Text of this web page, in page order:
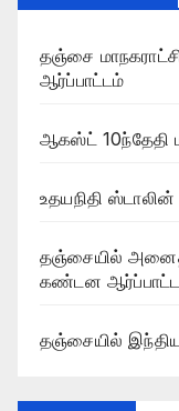
தஞ்சை
ஆர்ப்பாட்டம்
ஆகஸ்ட் 10ந்தேதி
உதயநிதி ஸ்டாலின்
தஞ்சையில்
கண்டன
தஞ்சையில்